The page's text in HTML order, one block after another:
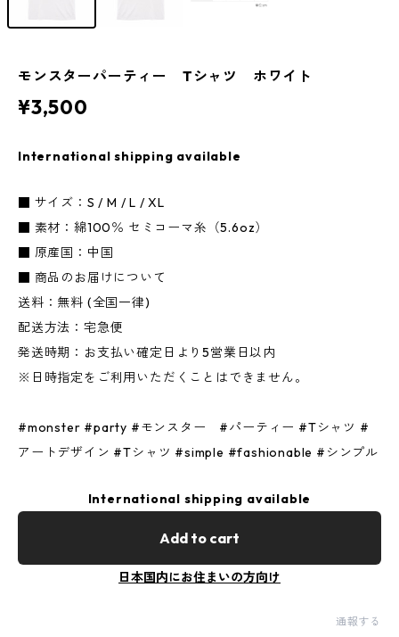
モンスターパーティー Tシャツ ホワイト
¥3,500
International shipping available
■ サイズ：S / M / L / XL
■ 素材：綿100％ セミコーマ糸（5.6oz）
■ 原産国：中国
■ 商品のお届けについて
送料：無料 (全国一律)
配送方法：宅急便
発送時期：お支払い確定日より5営業日以内
※日時指定をご利用いただくことはできません。
#monster #party #モンスター #パーティー #Tシャツ #
アートデザイン #Tシャツ #simple #fashionable #シンプル
International shipping available
Add to cart
日本国内にお住まいの方向け
通報する